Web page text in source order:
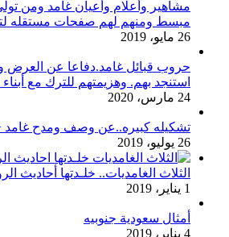
مشاهير وأعلام وأعيان غامد ومن
مبسط ومنهم لهم صفحات مستقله
26 مايو، 2019
حروب قبائل غامد.دفاعا عن العرض
استنجد بهم. وهزيمتهم للترك مع
24 مارس، 2020
تشكيله كبيره..عن وصف ومدح غامد
26 يوليو، 2019
الثلاث الغامديات.. خلـدتها أحاديث
1 يناير، 2019
أمثال سعودية جنوبيه
4 يناير، 2019